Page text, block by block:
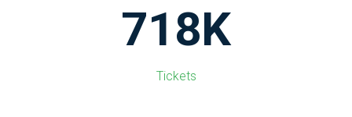
719K
Tickets